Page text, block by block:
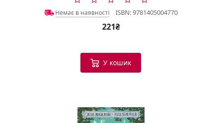
Немає в наявності ISBN: 9781405004770
221₴
У кошик